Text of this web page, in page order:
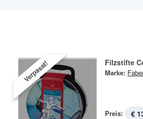
Verpasst! Marke:
Preis: €